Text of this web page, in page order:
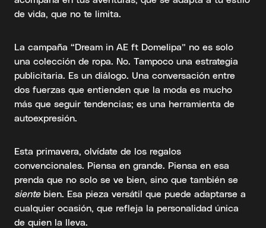
de vida, que no te limita.
La campaña “Dream in AE ft Domelipa” no es solo
una colección de ropa. No. Tampoco una estrategia
publicitaria. Es un diálogo. Una conversación entre
dos fuerzas que entienden que la moda es mucho
más que seguir tendencias; es una herramienta de
autoexpresión.
Esta primavera, olvídate de los regalos
convencionales. Piensa en grande. Piensa en esa
prenda que no solo se ve bien, sino que también se
sientebien. Esa pieza versátil que puede adaptarse a
cualquier ocasión, que refleja la personalidad única
de quien la lleva.